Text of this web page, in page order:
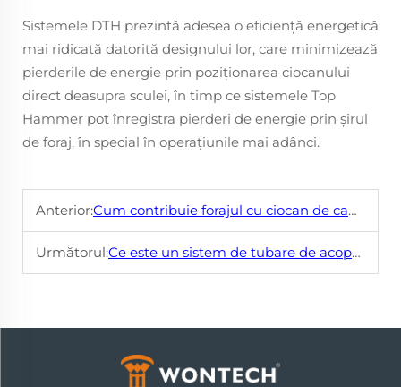
Sistemele DTH prezintă adesea o eficiență energetică
mai ridicată datorită designului lor, care minimizează
pierderile de energie prin poziționarea ciocanului
direct deasupra sculei, în timp ce sistemele Top
Hammer pot înregistra pierderi de energie prin șirul
de foraj, în special în operațiunile mai adânci.
Anterior:Cum contribuie forajul cu ciocan de capăt la creșterea eficienței
Următorul:Ce este un sistem de tubare de acoperiș și cum funcționează în foraj?